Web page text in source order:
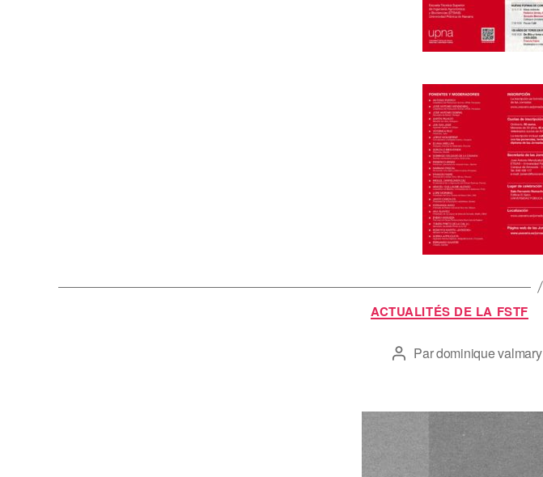
ACTUALITÉS DE LA FSTF
Pardominique valmary